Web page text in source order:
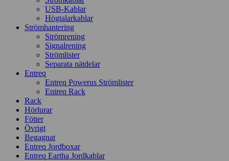
USB-Kablar
Högtalarkablar
Strömhantering
Strömrening
Signalrening
Strömlister
Separata nätdelar
Entreq
Entreq Powerus Strömlister
Entreq Rack
Rack
Hörlurar
Fötter
Övrigt
Begagnat
Entreq Jordboxar
Entreq Eartha Jordkablar